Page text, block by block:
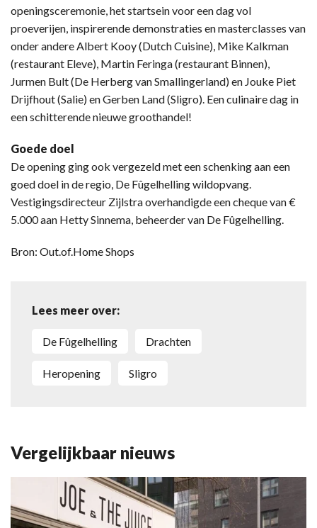
openingsceremonie, het startsein voor een dag vol
proeverijen, inspirerende demonstraties en masterclasses van
onder andere Albert Kooy (Dutch Cuisine), Mike Kalkman
(restaurant Eleve), Martin Feringa (restaurant Binnen),
Jurmen Bult (De Herberg van Smallingerland) en Jouke Piet
Drijfhout (Salie) en Gerben Land (Sligro). Een culinaire dag in
een schitterende nieuwe groothandel!
Goede doel
De opening ging ook vergezeld met een schenking aan een
goed doel in de regio, De Fûgelhelling wildopvang.
Vestigingsdirecteur Zijlstra overhandigde een cheque van €
5.000 aan Hetty Sinnema, beheerder van De Fûgelhelling.
Bron: Out.of.Home Shops
Lees meer over:
De Fûgelhelling Drachten
heropening Sligro
Vergelijkbaar nieuws